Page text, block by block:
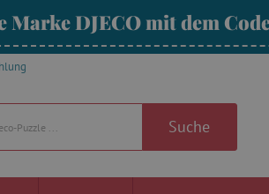
Marke DJECO mit dem
Suche